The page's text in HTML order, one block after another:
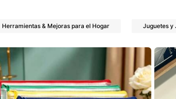
Herramientas & Mejoras para el Hogar Juguetes y